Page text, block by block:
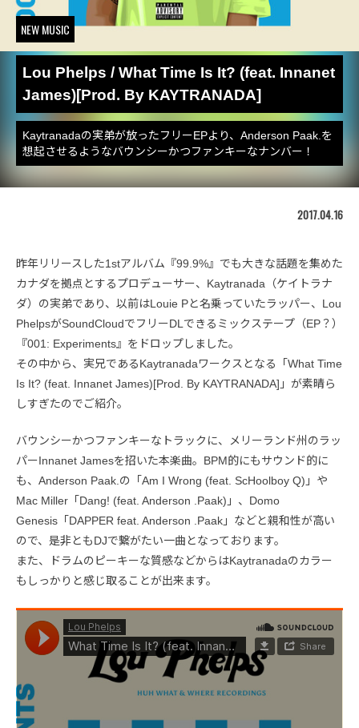
NEW MUSIC
Lou Phelps / What Time Is It? (feat. Innanet
James)[Prod. By KAYTRANADA]
Kaytranadaの実弟が放ったフリーEPより、Anderson Paak.を
想起させるようなバウンシーかつファンキーなナンバー！
2017.04.16
昨年リリースした1stアルバム『99.9%』でも大きな話題を集めた
カナダを拠点とするプロデューサー、Kaytranada（ケイトラナ
ダ）の実弟であり、以前はLouie Pと名乗っていたラッパー、Lou
PhelpsがSoundCloudでフリーDLできるミックステープ（EP？）
『001: Experiments』をドロップしました。
その中から、実兄であるKaytranadaワークスとなる「What Time
Is It? (feat. Innanet James)[Prod. By KAYTRANADA]」が素晴ら
しすぎたのでご紹介。
バウンシーかつファンキーなトラックに、メリーランド州のラッ
パーInnanet Jamesを招いた本楽曲。BPM的にもサウンド的に
も、Anderson Paak.の「Am I Wrong (feat. ScHoolboy Q)」や
Mac Miller「Dang! (feat. Anderson .Paak)」、Domo
Genesis「DAPPER feat. Anderson .Paak」などと親和性が高い
ので、是非ともDJで繋がたい一曲となっております。
また、ドラムのピーキーな質感などからはKaytranadaのカラー
もしっかりと感じ取ることが出来ます。